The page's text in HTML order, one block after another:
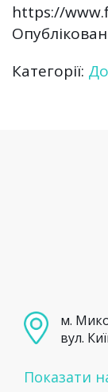
https://
Категорії:
м.
вул.
Показати